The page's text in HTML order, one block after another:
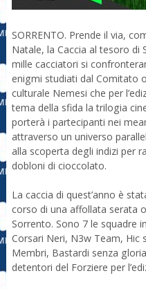
SORRENTO. Prende il via,
Natale, la Caccia al tesoro di
mille cacciatori si
enigmi studiati dal Comitato
culturale Nemesi che per
tema della sfida la trilogia
porterà i partecipanti nei
attraverso un universo
alla scoperta degli indizi per
dobloni di cioccolato.
La caccia di quest’anno è
corso di una affollata serata
Sorrento. Sono 7 le squadre
Corsari Neri, N3w Team, Hic
Membri, Bastardi senza
detentori del Forziere per